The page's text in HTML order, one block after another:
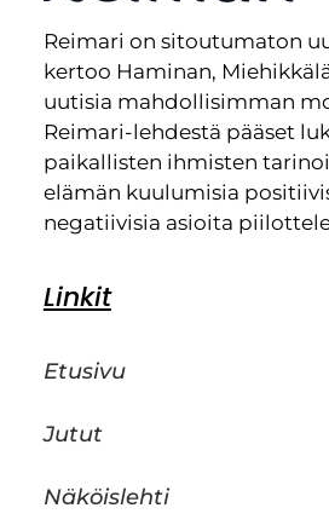
Reimari on sitoutumaton
kertoo Haminan,
uutisia mahdollisimman
Reimari-lehdestä pääset
paikallisten ihmisten
elämän kuulumisia
negatiivisia asioita
Linkit
Etusivu
Jutut
Näköislehti